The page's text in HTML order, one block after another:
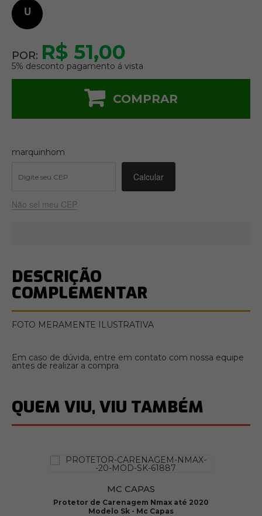
U
POR: R$ 51,00
5% desconto pagamento á vista
COMPRAR
marquinhom
Não sei meu CEP
DESCRIÇÃO
COMPLEMENTAR
FOTO MERAMENTE ILUSTRATIVA
Em caso de dúvida, entre em contato com nossa equipe
antes de realizar a compra
QUEM VIU, VIU TAMBÉM
MC CAPAS
Protetor de Carenagem Nmax até 2020
Modelo Sk - Mc Capas